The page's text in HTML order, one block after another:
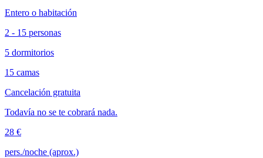
Entero o habitación
2 - 15 personas
5 dormitorios
15 camas
Cancelación gratuita
Todavía no se te cobrará nada.
28 €
pers./noche (aprox.)